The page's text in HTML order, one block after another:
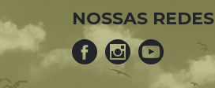
NOSSAS REDES